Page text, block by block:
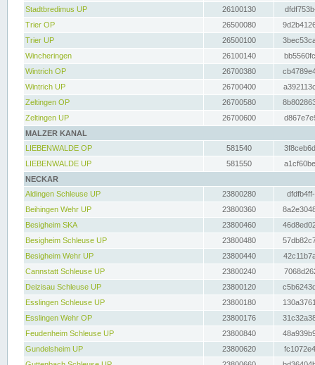
Stadtbredimus UP
26100130
Trier OP
26500080
Trier UP
26500100
Wincheringen
26100140
Wintrich OP
26700380
Wintrich UP
26700400
Zeltingen OP
26700580
Zeltingen UP
26700600
MALZER KANAL
LIEBENWALDE OP
581540
LIEBENWALDE UP
581550
NECKAR
Aldingen Schleuse UP
23800280
Beihingen Wehr UP
23800360
Besigheim SKA
23800460
Besigheim Schleuse UP
23800480
Besigheim Wehr UP
23800440
Cannstatt Schleuse UP
23800240
Deizisau Schleuse UP
23800120
Esslingen Schleuse UP
23800180
Esslingen Wehr OP
23800176
Feudenheim Schleuse UP
23800840
Gundelsheim UP
23800620